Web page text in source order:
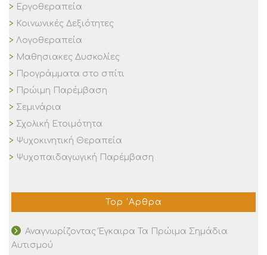
Εργοθεραπεία
Κοινωνικές Δεξιότητες
Λογοθεραπεία
Μαθησιακες Δυσκολίες
Προγράμματα στο σπίτι
Πρώιμη Παρέμβαση
Σεμινάρια
Σχολική Ετοιμότητα
Ψυχοκινητική Θεραπεία
Ψυχοπαιδαγωγική Παρέμβαση
Top ‘Αρθρα
Αναγνωρίζοντας Έγκαιρα Τα Πρώιμα Σημάδια
Αυτισμού